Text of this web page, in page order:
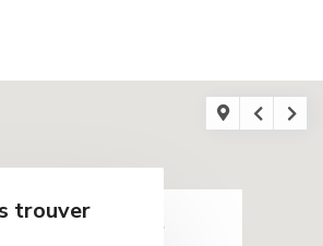
trouver